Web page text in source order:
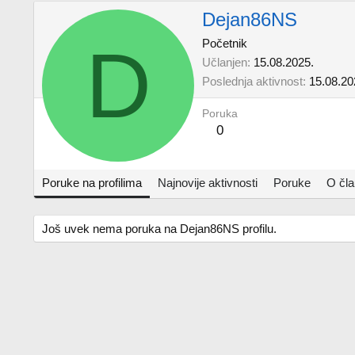
D
Dejan86NS
Početnik
Učlanjen 15.08.2025.
Poslednja aktivnost
Poruka
0
Poruke na profilima Najnovije aktivnosti Poruke O
Još uvek nema poruka na Dejan86NS profilu.